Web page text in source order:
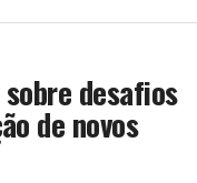
desafios
de novos